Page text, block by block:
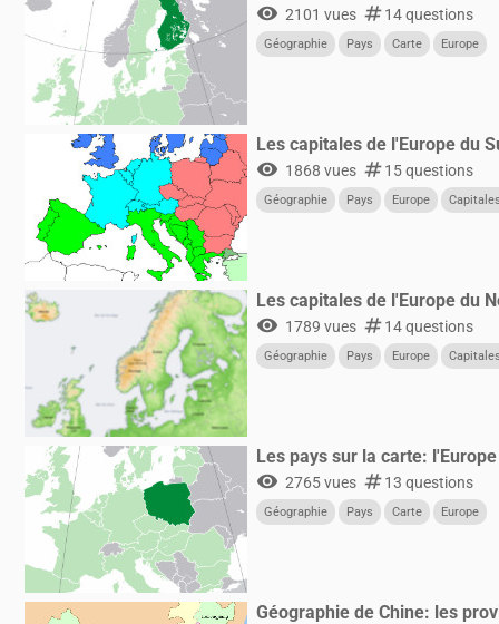
visibility 2101 vues numbers14 questions
Géographie Pays Carte Europe
Les capitales de l'Europe du
visibility 1868 vues numbers15 questions
Géographie Pays Europe
Les capitales de l'Europe du
visibility 1789 vues numbers14 questions
Géographie Pays Europe
Les pays sur la carte:
visibility 2765 vues numbers13 questions
Géographie Pays Carte Europe
Géographie de Chine: les